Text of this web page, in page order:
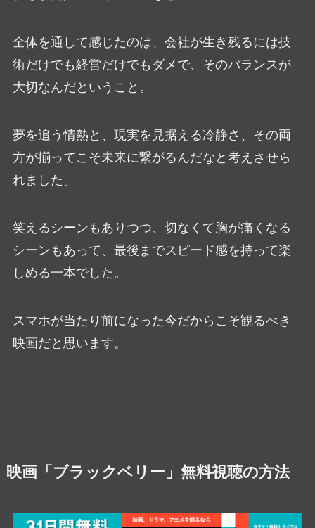
全体を通して感じたのは、会社が生き残るには技
術だけでも経営だけでもダメで、そのバランスが
大切なんだということ。
夢を追う情熱と、現実を見据える冷静さ、その両
方が揃ってこそ未来に繋がるんだなと考えさせら
れました。
笑えるシーンもありつつ、切なくて胸が痛くなる
シーンもあって、最後までスピード感を持って楽
しめる一本でした。
スマホが当たり前になった今だからこそ観るべき
映画だと思います。
映画「ブラックベリー」無料視聴の方法